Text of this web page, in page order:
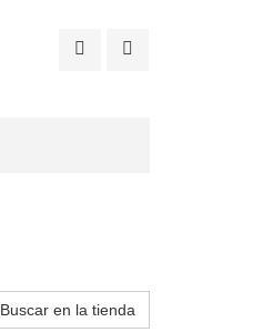
Buscar en la tienda